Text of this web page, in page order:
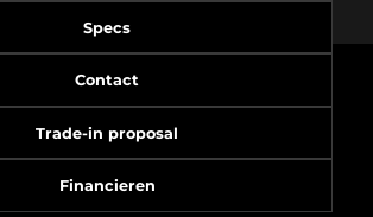
Specs
Contact
Trade-in proposal
Financieren